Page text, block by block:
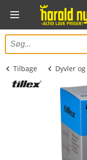
Tilbage Dyvler